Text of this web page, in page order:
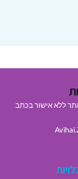
ללא אישור בכתב